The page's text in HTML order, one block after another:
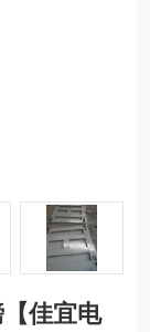
佳宜电